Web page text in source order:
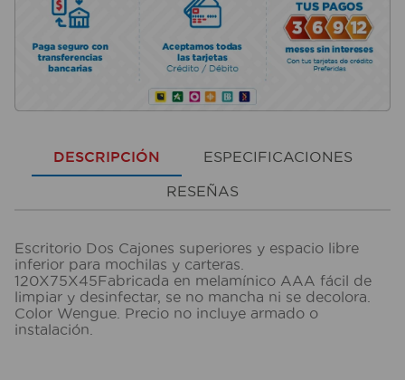
DESCRIPCIÓN ESPECIFICACIONES
RESEÑAS
Escritorio Dos Cajones superiores y espacio libre
inferior para mochilas y carteras.
120X75X45Fabricada en melamínico AAA fácil de
limpiar y desinfectar, se no mancha ni se decolora.
Color Wengue. Precio no incluye armado o
instalación.